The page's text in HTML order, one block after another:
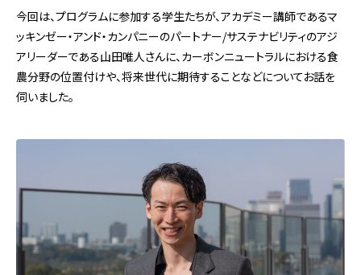
今回は、プログラムに参加する学生たちが、アカデミー講師であるマ
ッキンゼー・アンド・カンパニーのパートナー/サステナビリティのアジ
アリーダーである山田唯人さんに、カーボンニュートラルにおける食
農分野の位置付けや、将来世代に期待することなどについてお話を
伺いました。